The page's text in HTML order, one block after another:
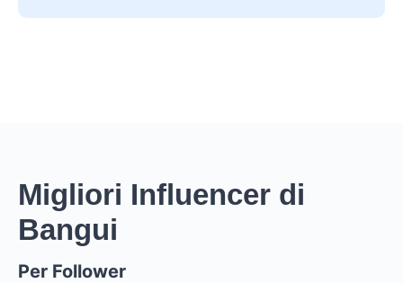
Migliori Influencer di
Bangui
Per Follower